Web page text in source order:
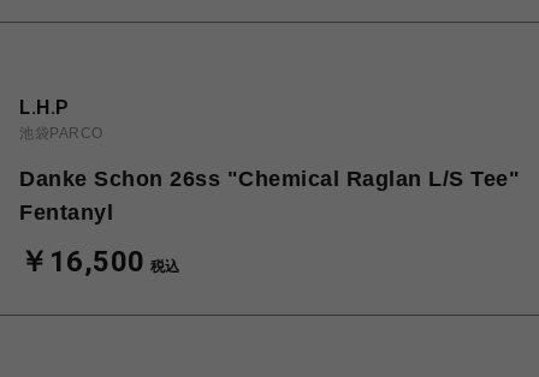
L.H.P
池袋PARCO
Danke Schon 26ss "Chemical Raglan L/S Tee"
Fentanyl
￥16,500 税込